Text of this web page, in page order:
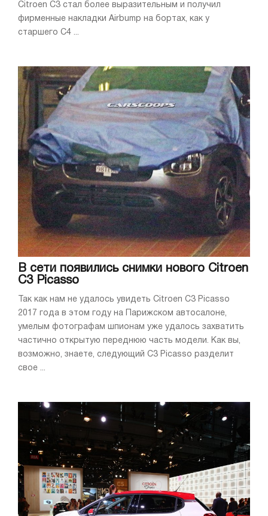
Citroen С3 стал более выразительным и получил
фирменные накладки Airbump на бортах, как у
старшего С4 ...
В сети появились снимки нового Citroen
C3 Picasso
Так как нам не удалось увидеть Citroen C3 Picasso
2017 года в этом году на Парижском автосалоне,
умелым фотографам шпионам уже удалось захватить
частично открытую переднюю часть модели. Как вы,
возможно, знаете, следующий C3 Picasso разделит
свое ...